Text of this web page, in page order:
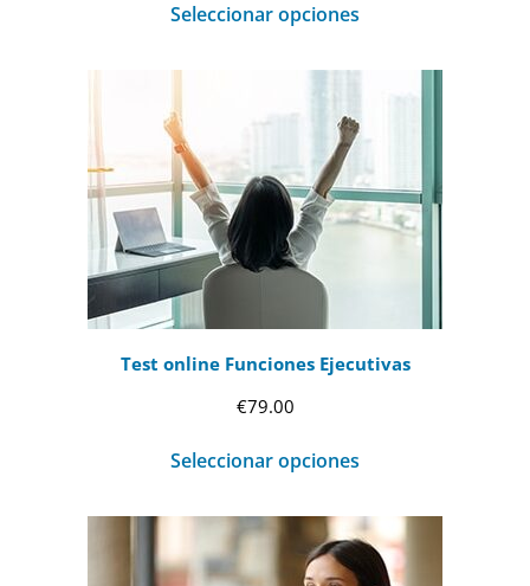
Seleccionar opciones
Test online Funciones Ejecutivas
€79.00
Seleccionar opciones